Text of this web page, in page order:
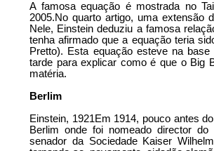
A famosa equação é mostrada no
2005.No quarto artigo, uma extensão
Nele, Einstein deduziu a famosa
tenha afirmado que a equação teria
Pretto). Esta equação esteve na
tarde para explicar como é que o Big
matéria.
Berlim
Einstein, 1921Em 1914, pouco antes
Berlim onde foi nomeado director
senador da Sociedade Kaiser